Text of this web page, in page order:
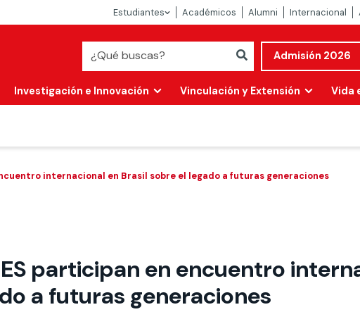
Estudiantes Académicos Alumni Internacional
Admisión 2026
Investigación e Innovación Vinculación y Extensión Vida
internacional en Brasil sobre el legado a futuras generaciones
participan en encuentro
a futuras generaciones